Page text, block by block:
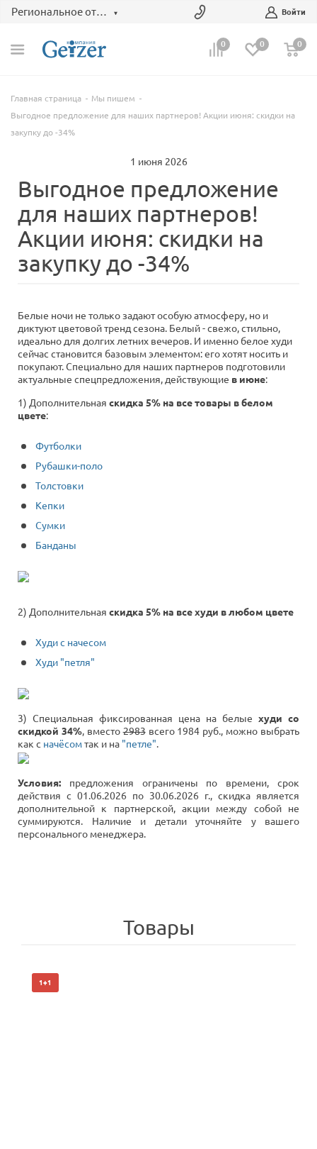
Региональное отделение Войти
0 0 0
Главная страница
Мы пишем
Выгодное предложение для наших партнеров! Акции июня: скидки на
закупку до -34%
1 июня 2026
Выгодное предложение
для наших партнеров!
Акции июня: скидки на
закупку до -34%
Белые ночи не только задают особую атмосферу, но и
диктуют цветовой тренд сезона. Белый - свежо, стильно,
идеально для долгих летних вечеров. И именно белое худи
сейчас становится базовым элементом: его хотят носить и
покупают. Специально для наших партнеров подготовили
актуальные спецпредложения, действующие в июне:
1) Дополнительная скидка 5% на все товары в белом
цвете:
Футболки
Рубашки-поло
Толстовки
Кепки
Сумки
Банданы
2) Дополнительная скидка 5% на все худи в любом цвете
Худи с начесом
Худи "петля"
3) Специальная фиксированная цена на белые худи со
скидкой 34%, вместо2983всего 1984 руб., можно выбрать
как с начёсомтак и на "петле".
Условия: предложения ограничены по времени, срок
действия с 01.06.2026 по 30.06.2026 г., скидка является
дополнительной к партнерской, акции между собой не
суммируются. Наличие и детали уточняйте у вашего
персонального менеджера.
Товары
1+1